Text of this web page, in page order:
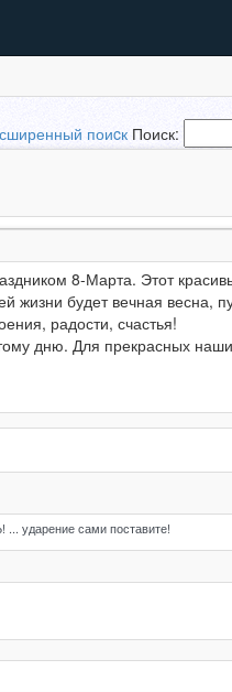
поиcк Поиск:
8-Марта. Этот
жизни будет вечная весна,
радости, счастья!
дню. Для прекрасных
ударение сами поставите!